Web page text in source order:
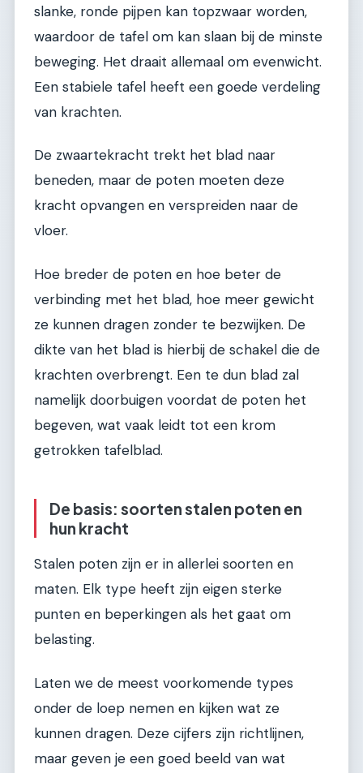
slanke, ronde pijpen kan topzwaar worden,
waardoor de tafel om kan slaan bij de minste
beweging. Het draait allemaal om evenwicht.
Een stabiele tafel heeft een goede verdeling
van krachten.
De zwaartekracht trekt het blad naar
beneden, maar de poten moeten deze
kracht opvangen en verspreiden naar de
vloer.
Hoe breder de poten en hoe beter de
verbinding met het blad, hoe meer gewicht
ze kunnen dragen zonder te bezwijken. De
dikte van het blad is hierbij de schakel die de
krachten overbrengt. Een te dun blad zal
namelijk doorbuigen voordat de poten het
begeven, wat vaak leidt tot een krom
getrokken tafelblad.
De basis: soorten stalen poten en
hun kracht
Stalen poten zijn er in allerlei soorten en
maten. Elk type heeft zijn eigen sterke
punten en beperkingen als het gaat om
belasting.
Laten we de meest voorkomende types
onder de loep nemen en kijken wat ze
kunnen dragen. Deze cijfers zijn richtlijnen,
maar geven je een goed beeld van wat